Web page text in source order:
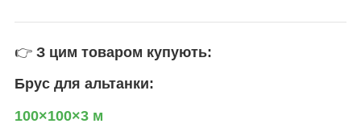
👉 З цим товаром купують:
Брус для альтанки:
100×100×3 м